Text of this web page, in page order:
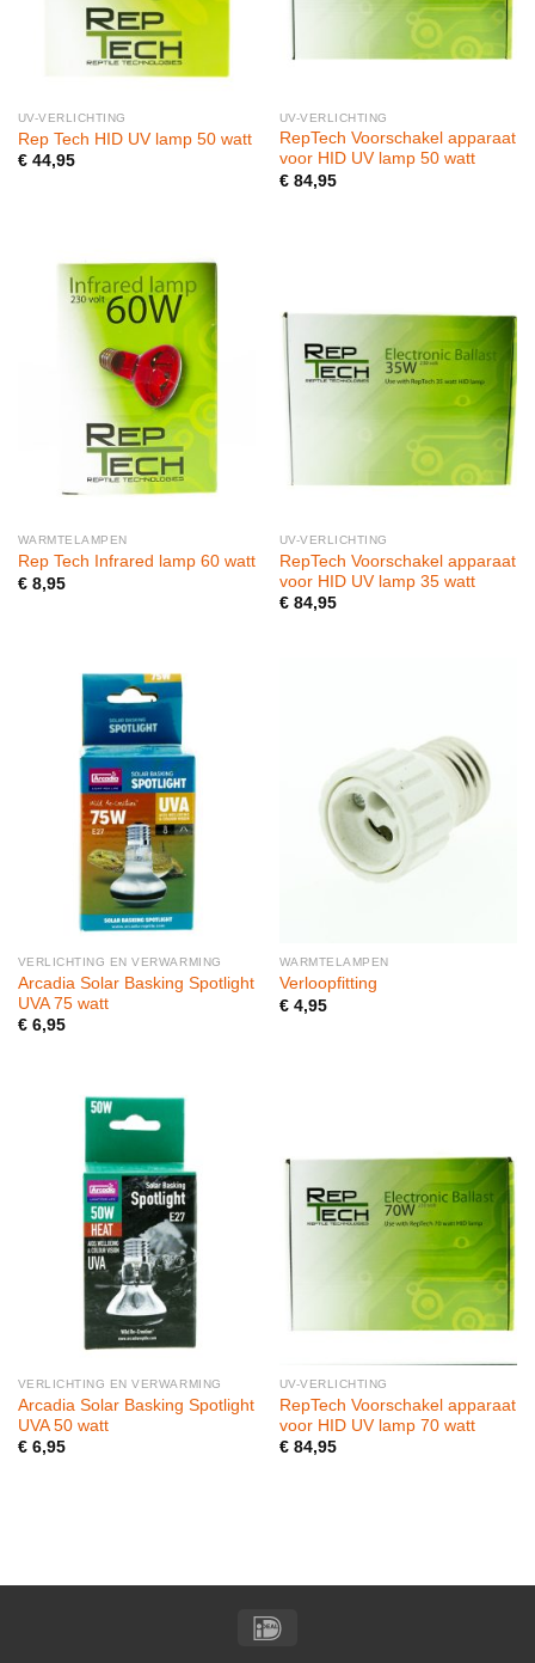
UV-VERLICHTING
Rep Tech HID UV lamp 50 watt
€44,95
UV-VERLICHTING
RepTech Voorschakel apparaat
voor HID UV lamp 50 watt
€84,95
WARMTELAMPEN
Rep Tech Infrared lamp 60 watt
€8,95
UV-VERLICHTING
RepTech Voorschakel apparaat
voor HID UV lamp 35 watt
€84,95
VERLICHTING EN VERWARMING
Arcadia Solar Basking Spotlight
UVA 75 watt
€6,95
WARMTELAMPEN
Verloopfitting
€4,95
VERLICHTING EN VERWARMING
Arcadia Solar Basking Spotlight
UVA 50 watt
€6,95
UV-VERLICHTING
RepTech Voorschakel apparaat
voor HID UV lamp 70 watt
€84,95